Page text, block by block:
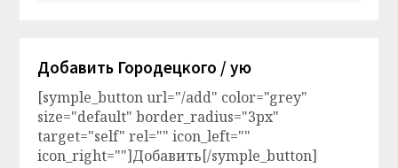
Добавить Городецкого / ую
[symple_button url="/add" color="grey"
size="default" border_radius="3px"
target="self" rel="" icon_left=""
icon_right=""]Добавить[/symple_button]